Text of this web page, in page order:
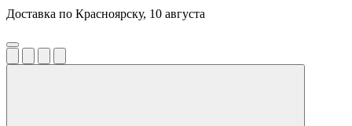
Доставка по Красноярску, 10 августа